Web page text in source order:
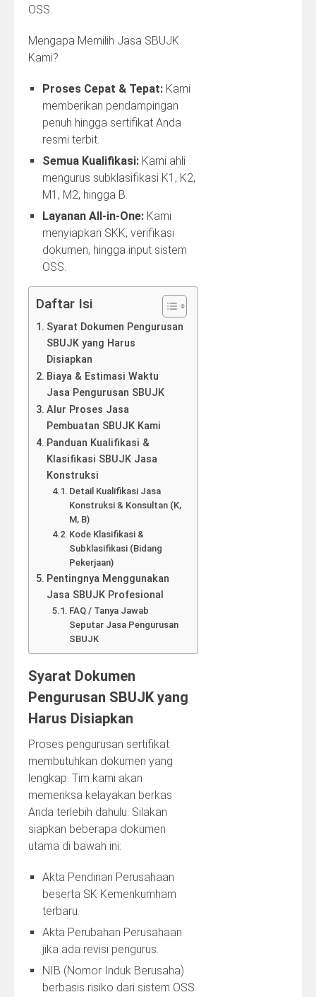
OSS.
Mengapa Memilih Jasa SBUJK
Kami?
Proses Cepat & Tepat: Kami
memberikan pendampingan
penuh hingga sertifikat Anda
resmi terbit.
Semua Kualifikasi: Kami ahli
mengurus subklasifikasi K1, K2,
M1, M2, hingga B.
Layanan All-in-One: Kami
menyiapkan SKK, verifikasi
dokumen, hingga input sistem
OSS.
Daftar Isi
Syarat Dokumen Pengurusan
SBUJK yang Harus
Disiapkan
Biaya & Estimasi Waktu
Jasa Pengurusan SBUJK
Alur Proses Jasa
Pembuatan SBUJK Kami
Panduan Kualifikasi &
Klasifikasi SBUJK Jasa
Konstruksi
Detail Kualifikasi Jasa
Konstruksi & Konsultan (K,
M, B)
Kode Klasifikasi &
Subklasifikasi (Bidang
Pekerjaan)
Pentingnya Menggunakan
Jasa SBUJK Profesional
FAQ / Tanya Jawab
Seputar Jasa Pengurusan
SBUJK
Syarat Dokumen
Pengurusan SBUJK yang
Harus Disiapkan
Proses pengurusan sertifikat
membutuhkan dokumen yang
lengkap. Tim kami akan
memeriksa kelayakan berkas
Anda terlebih dahulu. Silakan
siapkan beberapa dokumen
utama di bawah ini:
Akta Pendirian Perusahaan
beserta SK Kemenkumham
terbaru.
Akta Perubahan Perusahaan
jika ada revisi pengurus.
NIB (Nomor Induk Berusaha)
berbasis risiko dari sistem OSS.